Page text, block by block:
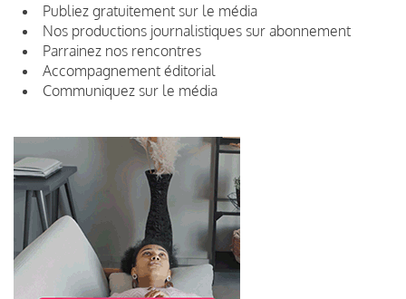
Publiez gratuitement sur le média
Nos productions journalistiques sur abonnement
Parrainez nos rencontres
Accompagnement éditorial
Communiquez sur le média